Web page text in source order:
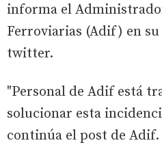
informa el
Ferroviarias (Adif) en su
twitter.
"Personal de Adif está
solucionar esta
continúa el post de Adif.